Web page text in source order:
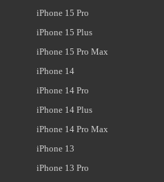
iPhone 15 Pro
iPhone 15 Plus
iPhone 15 Pro Max
iPhone 14
iPhone 14 Pro
iPhone 14 Plus
iPhone 14 Pro Max
iPhone 13
iPhone 13 Pro